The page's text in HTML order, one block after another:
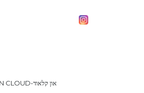
ON CLOUD-און קלאוד